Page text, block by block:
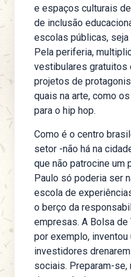
e espaços culturais
de inclusão
escolas públicas,
Pela periferia,
vestibulares gratuitos
projetos de
quais na arte, como
para o hip hop.
Como é o centro
setor -não há na
que não patrocine um
Paulo só poderia ser
escola de
o berço da
empresas. A Bolsa
por exemplo, inventou
investidores
sociais. Preparam-se,